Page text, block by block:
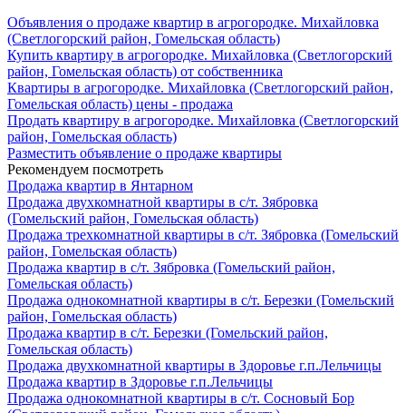
Объявления о продаже квартир в агрогородке. Михайловка
(Светлогорский район, Гомельская область)
Купить квартиру в агрогородке. Михайловка (Светлогорский
район, Гомельская область) от собственника
Квартиры в агрогородке. Михайловка (Светлогорский район,
Гомельская область) цены - продажа
Продать квартиру в агрогородке. Михайловка (Светлогорский
район, Гомельская область)
Разместить объявление о продаже квартиры
Рекомендуем посмотреть
Продажа квартир в Янтарном
Продажа двухкомнатной квартиры в с/т. Зябровка
(Гомельский район, Гомельская область)
Продажа трехкомнатной квартиры в с/т. Зябровка (Гомельский
район, Гомельская область)
Продажа квартир в с/т. Зябровка (Гомельский район,
Гомельская область)
Продажа однокомнатной квартиры в с/т. Березки (Гомельский
район, Гомельская область)
Продажа квартир в с/т. Березки (Гомельский район,
Гомельская область)
Продажа двухкомнатной квартиры в Здоровье г.п.Лельчицы
Продажа квартир в Здоровье г.п.Лельчицы
Продажа однокомнатной квартиры в с/т. Сосновый Бор